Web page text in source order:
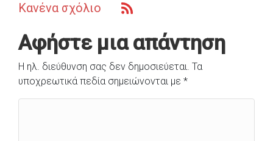
Κανένα σχόλιο
Αφήστε μια απάντηση
Η ηλ. διεύθυνση σας δεν δημοσιεύεται. Τα
υποχρεωτικά πεδία σημειώνονται με *